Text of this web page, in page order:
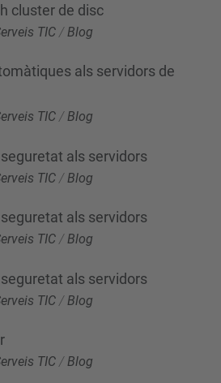
cluster de disc
TIC / Blog
als servidors de
TIC /Blog
als servidors
TIC / Blog
als servidors
TIC /Blog
als servidors
TIC / Blog
TIC /Blog